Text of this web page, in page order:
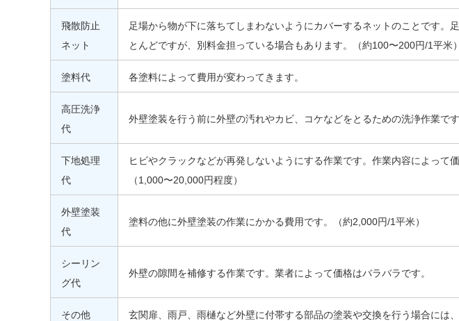
飛散防止
ネット
足場から物が下に落ちてしまわないようにカバーするネットのことです。
とんどですが、別料金担っている場合もあります。（約100〜200円/1平米）
塗料代 各塗料によって費用が変わってきます。
高圧洗浄
代
外壁塗装を行う前に外壁の汚れやカビ、コケなどをとるための洗浄作業で
下地処理
代
ヒビやクラックなどが再発しないようにする作業です。作業内容によって
（1,000〜20,000円程度）
外壁塗装
代
塗料の他に外壁塗装の作業にかかる費用です。（約2,000円/1平米）
シーリン
グ代
外壁の隙間を補修する作業です。業者によって価格はバラバラです。
その他 玄関扉、雨戸、雨樋など外壁に付帯する部品の塗装や交換を行う場合には